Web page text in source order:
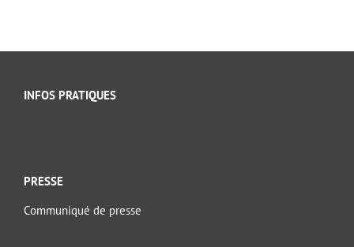
INFOS PRATIQUES
PRESSE
Communiqué de presse